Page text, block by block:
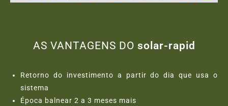
AS VANTAGENS DO solar-rapid
Retorno do investimento a partir do dia que usa o
sistema
Época balnear 2 a 3 meses mais